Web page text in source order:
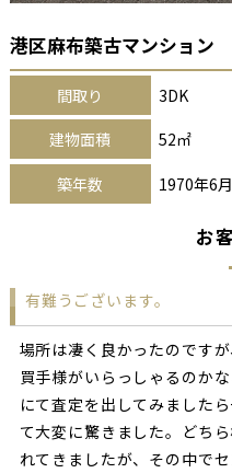
港区麻布築古マンション
間取り 3DK
建物面積 52㎡
築年数 1970年6月
お
有難うございます。
場所は凄く良かったのです
買手様がいらっしゃるのか
にて査定を出してみました
て大変に驚きました。どち
れてきましたが、その中で